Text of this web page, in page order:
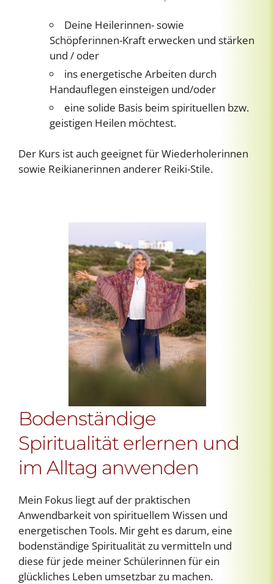
Deine Heilerinnen- sowie
Schöpferinnen-Kraft erwecken und stärken
und / oder
ins energetische Arbeiten durch
Handauflegen einsteigen und/oder
eine solide Basis beim spirituellen bzw.
geistigen Heilen möchtest.
Der Kurs ist auch geeignet für Wiederholerinnen
sowie Reikianerinnen anderer Reiki-Stile.
Bodenständige
Spiritualität erlernen und
im Alltag anwenden
Mein Fokus liegt auf der praktischen
Anwendbarkeit von spirituellem Wissen und
energetischen Tools. Mir geht es darum, eine
bodenständige Spiritualität zu vermitteln und
diese für jede meiner Schülerinnen für ein
glückliches Leben umsetzbar zu machen.